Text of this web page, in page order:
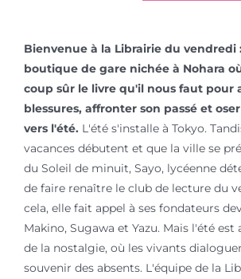
Bienvenue à la Librairie du
boutique de gare nichée à Nohara
coup sûr le livre qu'il nous faut pour
blessures, affronter son passé et
vers l'été.L'été s'installe à Tokyo.
vacances débutent et que la ville se
du Soleil de minuit, Sayo, lycéenne
de faire renaître le club de lecture du
cela, elle fait appel à ses fondateurs
Makino, Sugawa et Yazu. Mais l'été est
de la nostalgie, où les vivants
souvenir des absents. L'équipe de la